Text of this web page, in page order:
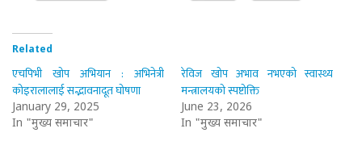
Related
एचपिभी खोप अभियान : अभिनेत्री
कोइरालालाई सद्भावनादूत घोषणा
January 29, 2025
In "मुख्य समाचार"
रेविज खोप अभाव नभएको स्वास्थ्य
मन्त्रालयको स्पष्टोक्ति
June 23, 2026
In "मुख्य समाचार"